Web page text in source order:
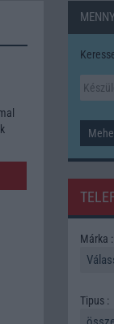
Márka :
Tipus :